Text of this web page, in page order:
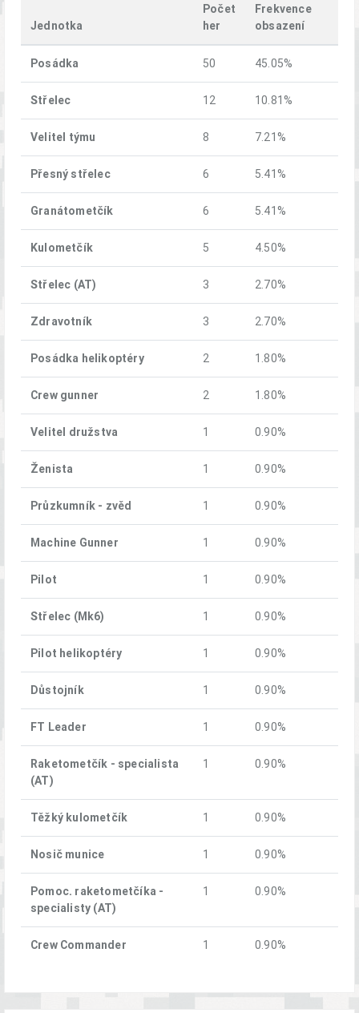
Jednotka
Počet
her
Frekvence
obsazení
Posádka 50 45.05%
Střelec 12 10.81%
Velitel týmu 8 7.21%
Přesný střelec 6 5.41%
Granátometčík 6 5.41%
Kulometčík 5 4.50%
Střelec (AT) 3 2.70%
Zdravotník 3 2.70%
Posádka helikoptéry 2 1.80%
Crew gunner 2 1.80%
Velitel družstva 1 0.90%
Ženista 1 0.90%
Průzkumník - zvěd 1 0.90%
Machine Gunner 1 0.90%
Pilot 1 0.90%
Střelec (Mk6) 1 0.90%
Pilot helikoptéry 1 0.90%
Důstojník 1 0.90%
FT Leader 1 0.90%
Raketometčík - specialista
(AT)
1 0.90%
Těžký kulometčík 1 0.90%
Nosič munice 1 0.90%
Pomoc. raketometčíka -
specialisty (AT)
1 0.90%
Crew Commander 1 0.90%